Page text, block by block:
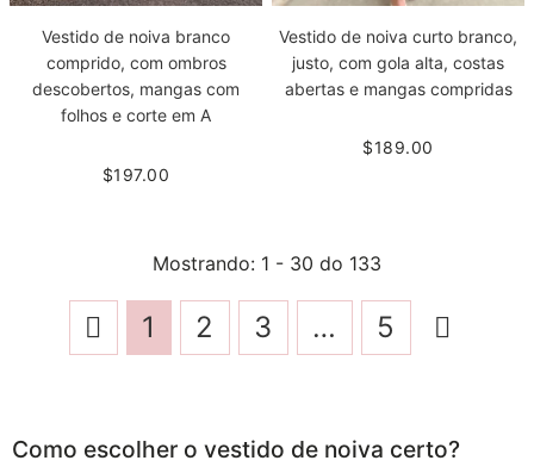
Vestido de noiva branco
comprido, com ombros
descobertos, mangas com
folhos e corte em A
$197.00
Vestido de noiva curto branco,
justo, com gola alta, costas
abertas e mangas compridas
$189.00
Mostrando: 1 - 30 do 133
1 2 3 … 5
Como escolher o vestido de noiva certo?